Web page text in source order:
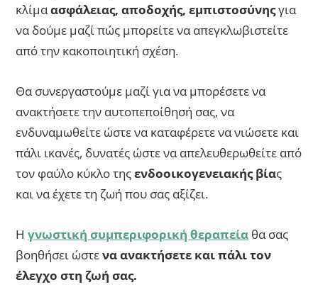
κλίμαασφάλειας, αποδοχής, εμπιστοσύνηςγια
να δούμε μαζί πώς μπορείτε να απεγκλωβιστείτε
από την κακοποιητική σχέση.
Θα συνεργαστούμε μαζί για να μπορέσετε να
ανακτήσετε την αυτοπεποίθησή σας, να
ενδυναμωθείτε ώστε να καταφέρετε να νιώσετε και
πάλι ικανές, δυνατές ώστε να απελευθερωθείτε από
τον φαύλο κύκλο τηςενδοοικογενειακής βίας
και να έχετε τη ζωή που σας αξίζει.
Ηγνωστική συμπεριφορική θεραπεία θα σας
βοηθήσει ώστενα ανακτήσετε και πάλι τον
έλεγχο στη ζωή σας.